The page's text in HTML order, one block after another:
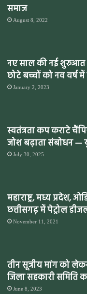
समाज
August 8, 2022
नए साल की नई शुरुआत
छोटे बच्चों को नव
January 2, 2023
स्वतंत्रता कप कराटे
जोश बढ़ाता संबोधन —
July 30, 2025
महाराष्ट्र, मध्य प्रदेश,
छत्तीसगढ़ में पेट्रोल
November 11, 2021
तीन सूत्रीय मांग को
जिला सहकारी समिति
June 8, 2023